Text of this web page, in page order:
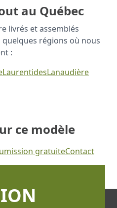
au Québec
livrés et assemblés
régions où nous
:
LaurentidesLanaudière
ce modèle
gratuiteContact